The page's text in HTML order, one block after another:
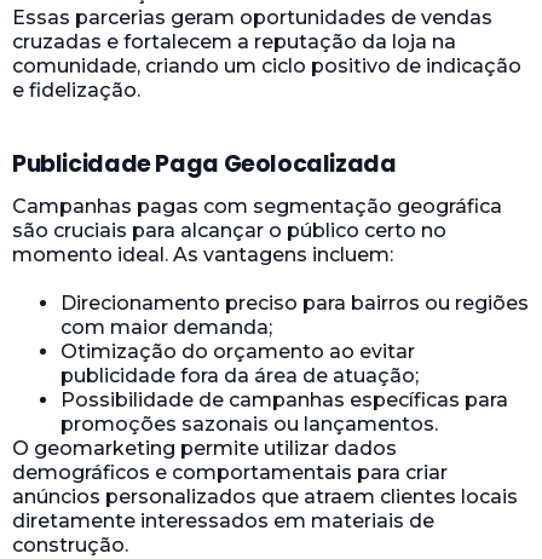
Essas parcerias geram oportunidades de vendas
cruzadas e fortalecem a reputação da loja na
comunidade, criando um ciclo positivo de indicação
e fidelização.
Publicidade Paga Geolocalizada
Campanhas pagas com segmentação geográfica
são cruciais para alcançar o público certo no
momento ideal. As vantagens incluem:
Direcionamento preciso para bairros ou regiões
com maior demanda;
Otimização do orçamento ao evitar
publicidade fora da área de atuação;
Possibilidade de campanhas específicas para
promoções sazonais ou lançamentos.
O geomarketing permite utilizar dados
demográficos e comportamentais para criar
anúncios personalizados que atraem clientes locais
diretamente interessados em materiais de
construção.